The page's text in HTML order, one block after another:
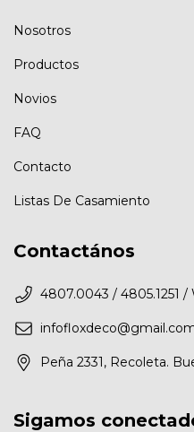
Nosotros
Productos
Novios
FAQ
Contacto
Listas De Casamiento
Contactános
4807.0043 / 4805.1251 /
Peña 2331, Recoleta.
Sigamos